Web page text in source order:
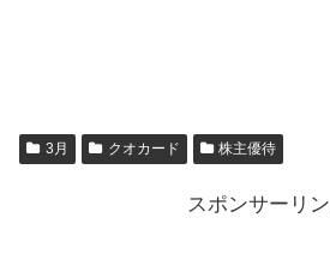
3月 クオカード 株主優待
スポンサーリ